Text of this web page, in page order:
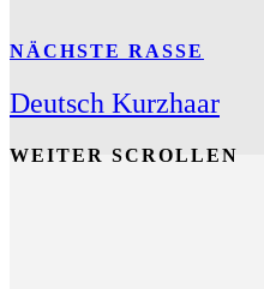
NÄCHSTE RASSE
Deutsch Kurzhaar
WEITER SCROLLEN